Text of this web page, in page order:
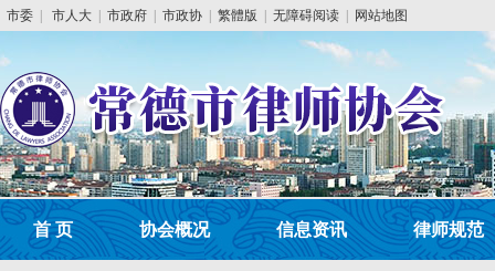
市委 市人大 市政府 市政协 繁體版 无障碍阅读 网站地图
首 页 协会概况 信息资讯 律师规范